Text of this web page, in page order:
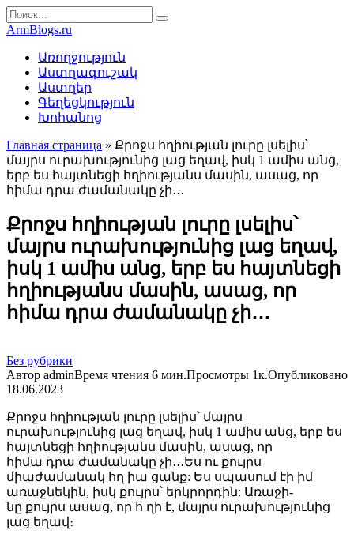
Перейти
к
контенту
Search
for:
ArmBlogs.ru
Առողջություն
Աստղագուշակ
Աստղեր
Գեղեցկություն
Խոհանոց
Главная страница » Քրոջս հղիության լուրը լսելիս՝
մայրս ուրախությունից լաց եղավ, իսկ 1 ամիս անց,
երբ ես հայտնեցի հղիությանս մասին, ասաց, որ
հիմա դրա ժամանակը չի․․․
Քրոջս հղիության լուրը լսելիս՝
մայրս ուրախությունից լաց եղավ,
իսկ 1 ամիս անց, երբ ես հայտնեցի
հղիությանս մասին, ասաց, որ
հիմա դրա ժամանակը չի․․․
Без рубрики
Автор adminВремя чтения 6 мин.Просмотры 1к.Опубликовано
18.06.2023
Քրոջս հղիության լուրը լսելիս՝ մայրս
ուրախությունից լաց եղավ, իսկ 1 ամիս անց, երբ ես
հայտնեցի հղիությանս մասին, ասաց, որ
հիմա դրա ժամանակը չի․․․Ես ու քույրս
միաժամանակ հղ իա ցանք: Ես սպասում էի իմ
առաջնեկին, իսկ քույրս՝ երկրորդին: Առաջի-
նը քույրս ասաց, որ հ ղի է, մայրս ուրախությունից
լաց եղավ։